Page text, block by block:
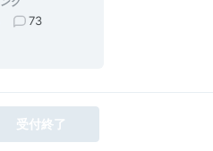
73
受付終了